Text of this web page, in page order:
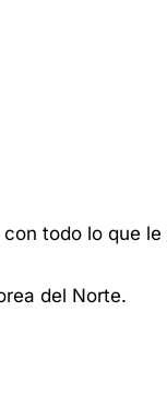
todo lo que
del Norte.